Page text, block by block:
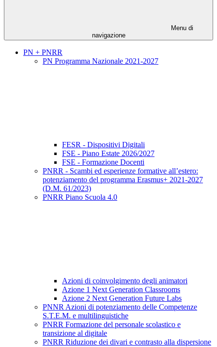
Menu di
navigazione
PN + PNRR
PN Programma Nazionale 2021-2027
FESR - Dispositivi Digitali
FSE - Piano Estate 2026/2027
FSE - Formazione Docenti
PNRR - Scambi ed esperienze formative all’estero:
potenziamento del programma Erasmus+ 2021-2027
(D.M. 61/2023)
PNRR Piano Scuola 4.0
Azioni di coinvolgimento degli animatori
Azione 1 Next Generation Classrooms
Azione 2 Next Generation Future Labs
PNNR Azioni di potenziamento delle Competenze
S.T.E.M. e multilinguistiche
PNRR Formazione del personale scolastico e
transizione al digitale
PNRR Riduzione dei divari e contrasto alla dispersione